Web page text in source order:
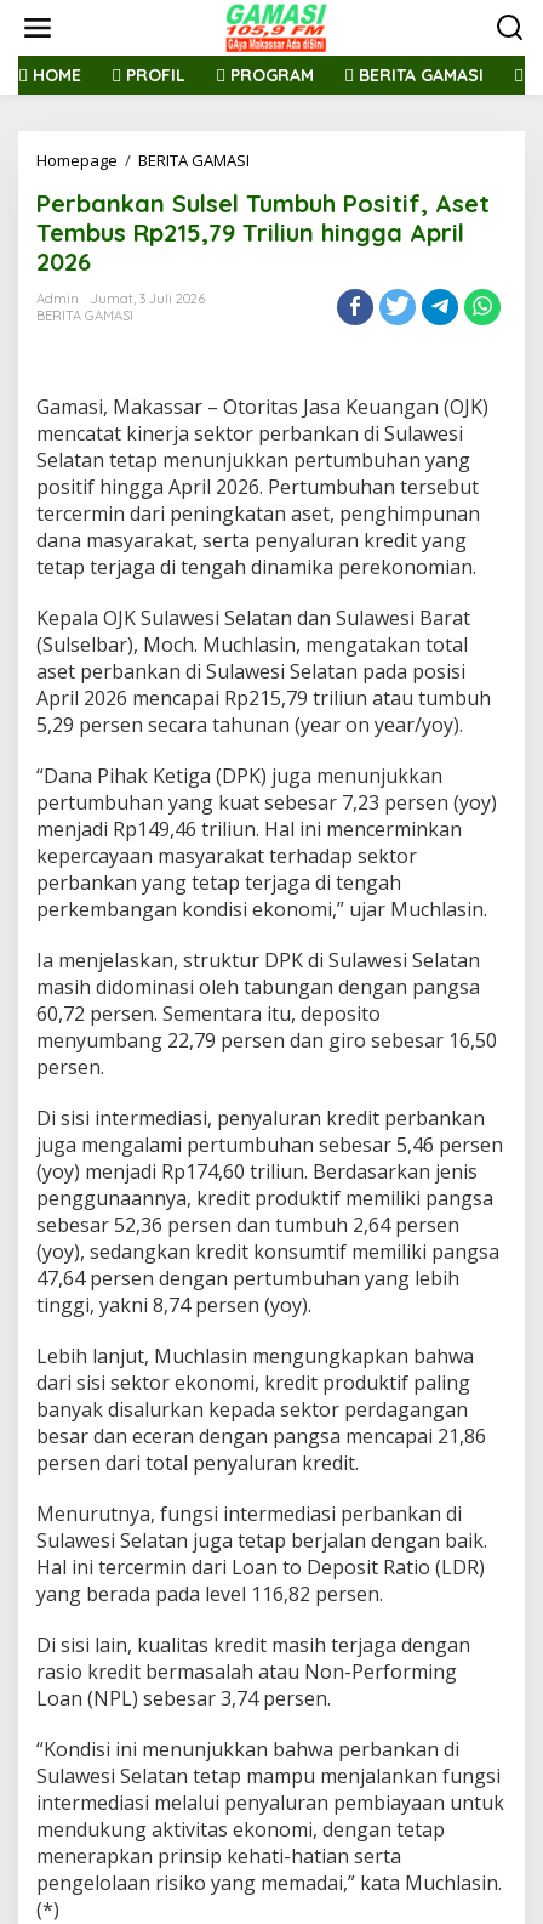
t
HOME PROFIL PROGRAM BERITA GAMASI
Homepage / BERITA GAMASI
r
b
a
l
l
T
u
m
b
u
P
o
s
i
t
i
,
A
s
e
t
T
e
u
s
R
p
,
7
9
i
i
u
n
n
g
g
a
A
r
i
l
2
0
6
Perbankan Sulsel Tumbuh Positif, Aset
Tembus Rp215,79 Triliun hingga April
2026
Admin
Jumat, 3 Juli 2026
BERITA GAMASI
Gamasi, Makassar – Otoritas Jasa Keuangan (OJK)
mencatat kinerja sektor perbankan di Sulawesi
Selatan tetap menunjukkan pertumbuhan yang
positif hingga April 2026. Pertumbuhan tersebut
tercermin dari peningkatan aset, penghimpunan
dana masyarakat, serta penyaluran kredit yang
tetap terjaga di tengah dinamika perekonomian.
Kepala OJK Sulawesi Selatan dan Sulawesi Barat
(Sulselbar), Moch. Muchlasin, mengatakan total
aset perbankan di Sulawesi Selatan pada posisi
April 2026 mencapai Rp215,79 triliun atau tumbuh
5,29 persen secara tahunan (year on year/yoy).
“Dana Pihak Ketiga (DPK) juga menunjukkan
pertumbuhan yang kuat sebesar 7,23 persen (yoy)
menjadi Rp149,46 triliun. Hal ini mencerminkan
kepercayaan masyarakat terhadap sektor
perbankan yang tetap terjaga di tengah
perkembangan kondisi ekonomi,” ujar Muchlasin.
Ia menjelaskan, struktur DPK di Sulawesi Selatan
masih didominasi oleh tabungan dengan pangsa
60,72 persen. Sementara itu, deposito
menyumbang 22,79 persen dan giro sebesar 16,50
persen.
Di sisi intermediasi, penyaluran kredit perbankan
juga mengalami pertumbuhan sebesar 5,46 persen
(yoy) menjadi Rp174,60 triliun. Berdasarkan jenis
penggunaannya, kredit produktif memiliki pangsa
sebesar 52,36 persen dan tumbuh 2,64 persen
(yoy), sedangkan kredit konsumtif memiliki pangsa
47,64 persen dengan pertumbuhan yang lebih
tinggi, yakni 8,74 persen (yoy).
Lebih lanjut, Muchlasin mengungkapkan bahwa
dari sisi sektor ekonomi, kredit produktif paling
banyak disalurkan kepada sektor perdagangan
besar dan eceran dengan pangsa mencapai 21,86
persen dari total penyaluran kredit.
Menurutnya, fungsi intermediasi perbankan di
Sulawesi Selatan juga tetap berjalan dengan baik.
Hal ini tercermin dari Loan to Deposit Ratio (LDR)
yang berada pada level 116,82 persen.
Di sisi lain, kualitas kredit masih terjaga dengan
rasio kredit bermasalah atau Non-Performing
Loan (NPL) sebesar 3,74 persen.
“Kondisi ini menunjukkan bahwa perbankan di
Sulawesi Selatan tetap mampu menjalankan fungsi
intermediasi melalui penyaluran pembiayaan untuk
mendukung aktivitas ekonomi, dengan tetap
menerapkan prinsip kehati-hatian serta
pengelolaan risiko yang memadai,” kata Muchlasin.
(*)